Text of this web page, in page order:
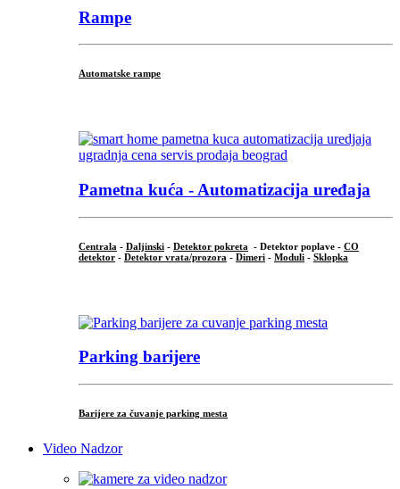
Rampe
Automatske rampe
Pametna kuća - Automatizacija uređaja
Centrala - Daljinski - Detektor pokreta - Detektor poplave - CO
detektor - Detektor vrata/prozora - Dimeri - Moduli - Sklopka
Parking barijere
Barijere za čuvanje parking mesta
Video Nadzor